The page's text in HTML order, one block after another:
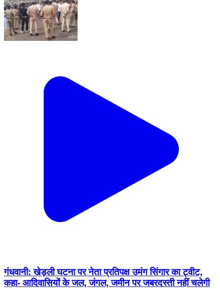
गंधवानी: खेड़ली घटना पर नेता प्रतिपक्ष उमंग सिंगार का ट्वीट,
कहा- आदिवासियों के जल, जंगल, जमीन पर जबरदस्ती नहीं चलेगी